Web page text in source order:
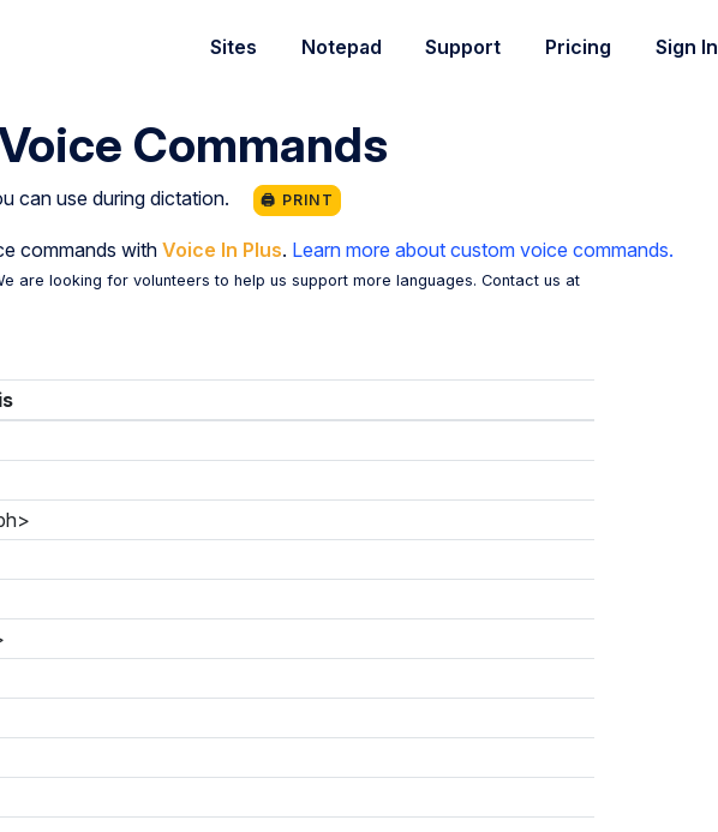
Sites Notepad Support Pricing Sign In
Commands
can use during dictation. 🖨️ PRINT
commands with Voice In Plus. Learn more about custom voice commands.
are looking for volunteers to help us support more languages. Contact us at